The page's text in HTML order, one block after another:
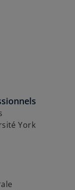
York